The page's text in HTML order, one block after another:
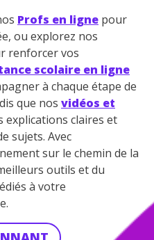
Profs en ligne pour
ou explorez nos
renforcer vos
scolaire en ligne
à chaque étape de
que nos vidéos et
explications claires et
sujets. Avec
sur le chemin de la
outils et du
à votre